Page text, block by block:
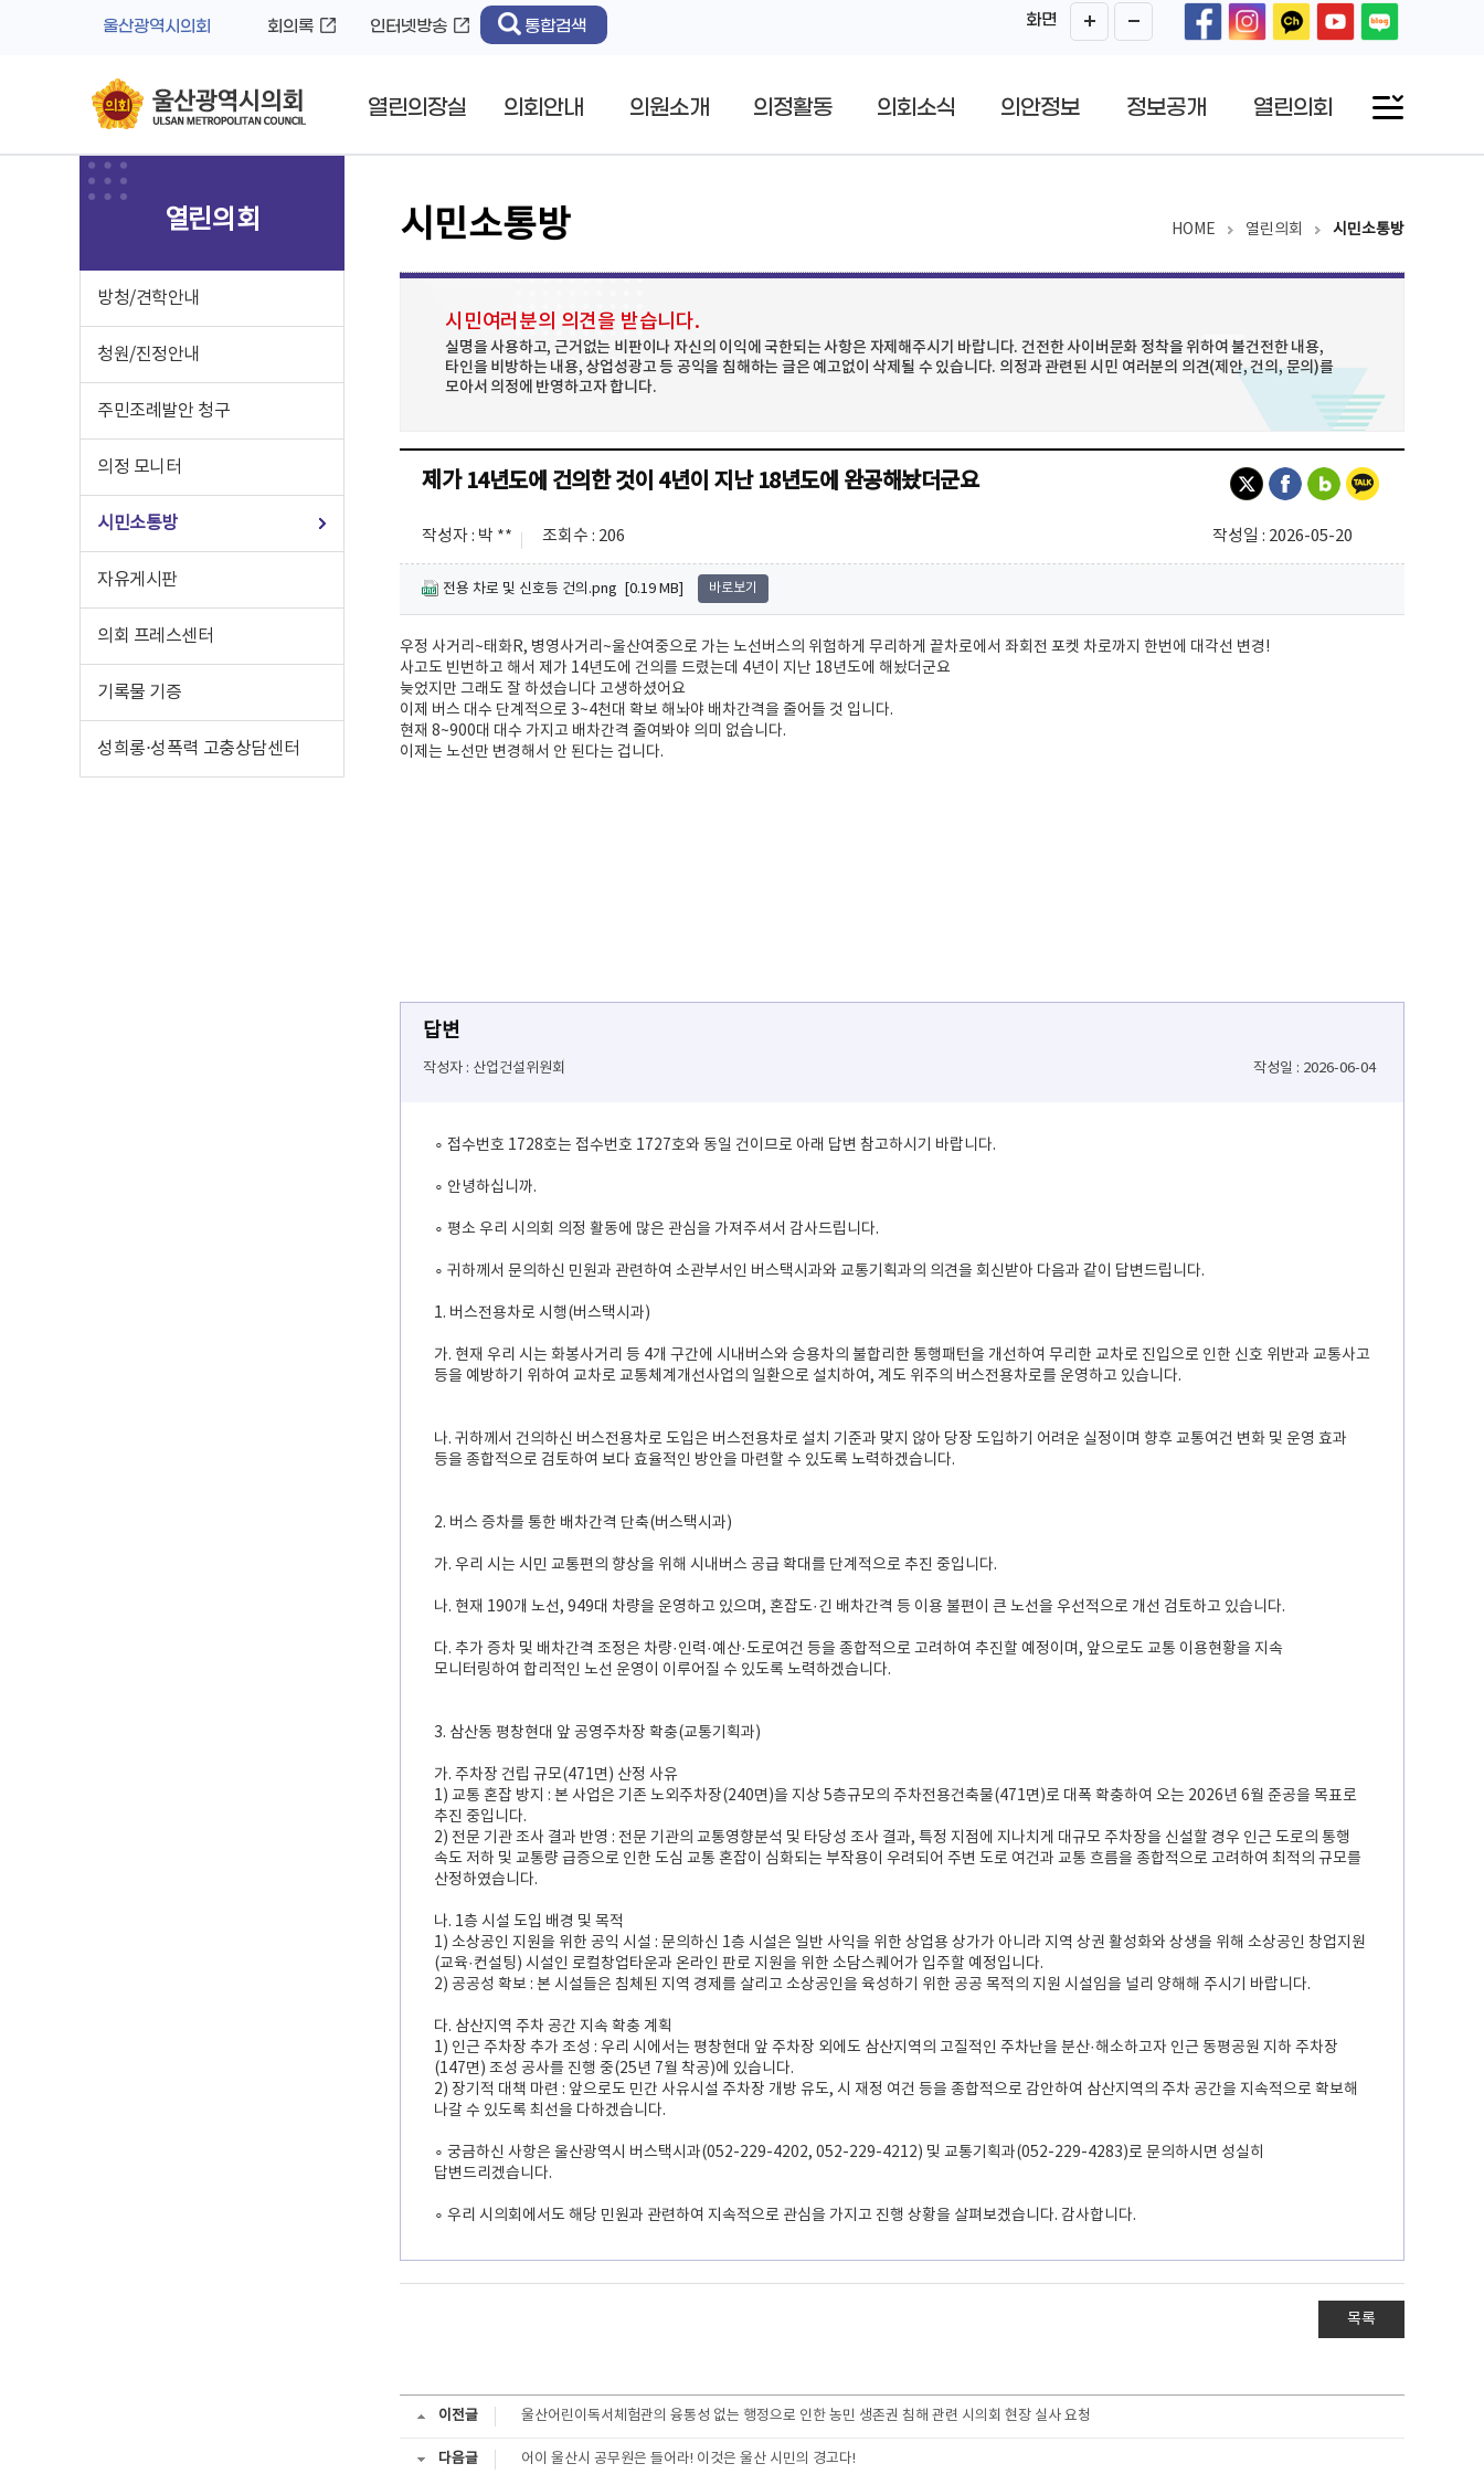
울산광역시의회 회의록 인터넷방송 통합검색 화면
열린의장실 의회안내 의원소개 의정활동 의회소식 의안정보 정보공개 열린의회
열린의회
방청/견학안내
청원/진정안내
주민조례발안 청구
의정 모니터
시민소통방
자유게시판
의회 프레스센터
기록물 기증
성희롱⋅성폭력 고충상담센터
HOME 열린의회 시민소통방
시민소통방
시민여러분의 의견을 받습니다.
실명을 사용하고, 근거없는 비판이나 자신의 이익에 국한되는 사항은 자제해주시기 바랍니다. 건전한 사이버문화 정착을 위하여 불건전한 내용,
타인을 비방하는 내용, 상업성광고 등 공익을 침해하는 글은 예고없이 삭제될 수 있습니다. 의정과 관련된 시민 여러분의 의견(제안, 건의, 문의)를
모아서 의정에 반영하고자 합니다.
제가 14년도에 건의한 것이 4년이 지난 18년도에 완공해놨더군요
작성자 : 박 ** 조회수 : 206 작성일 : 2026-05-20
전용 차로 및 신호등 건의.png [0.19 MB] 바로보기
우정 사거리~태화R, 병영사거리~울산여중으로 가는 노선버스의 위험하게 무리하게 끝차로에서 좌회전 포켓 차로까지 한번에 대각선 변경!
사고도 빈번하고 해서 제가 14년도에 건의를 드렸는데 4년이 지난 18년도에 해놨더군요
늦었지만 그래도 잘 하셨습니다 고생하셨어요
이제 버스 대수 단계적으로 3~4천대 확보 해놔야 배차간격을 줄어들 것 입니다.
현재 8~900대 대수 가지고 배차간격 줄여봐야 의미 없습니다.
이제는 노선만 변경해서 안 된다는 겁니다.
답변
작성자 : 산업건설위원회 작성일 : 2026-06-04
∘ 접수번호 1728호는 접수번호 1727호와 동일 건이므로 아래 답변 참고하시기 바랍니다.
∘ 안녕하십니까.
∘ 평소 우리 시의회 의정 활동에 많은 관심을 가져주셔서 감사드립니다.
∘ 귀하께서 문의하신 민원과 관련하여 소관부서인 버스택시과와 교통기획과의 의견을 회신받아 다음과 같이 답변드립니다.
1. 버스전용차로 시행(버스택시과)
가. 현재 우리 시는 화봉사거리 등 4개 구간에 시내버스와 승용차의 불합리한 통행패턴을 개선하여 무리한 교차로 진입으로 인한 신호 위반과 교통사고
등을 예방하기 위하여 교차로 교통체계개선사업의 일환으로 설치하여, 계도 위주의 버스전용차로를 운영하고 있습니다.
나. 귀하께서 건의하신 버스전용차로 도입은 버스전용차로 설치 기준과 맞지 않아 당장 도입하기 어려운 실정이며 향후 교통여건 변화 및 운영 효과
등을 종합적으로 검토하여 보다 효율적인 방안을 마련할 수 있도록 노력하겠습니다.
2. 버스 증차를 통한 배차간격 단축(버스택시과)
가. 우리 시는 시민 교통편의 향상을 위해 시내버스 공급 확대를 단계적으로 추진 중입니다.
나. 현재 190개 노선, 949대 차량을 운영하고 있으며, 혼잡도·긴 배차간격 등 이용 불편이 큰 노선을 우선적으로 개선 검토하고 있습니다.
다. 추가 증차 및 배차간격 조정은 차량·인력·예산·도로여건 등을 종합적으로 고려하여 추진할 예정이며, 앞으로도 교통 이용현황을 지속
모니터링하여 합리적인 노선 운영이 이루어질 수 있도록 노력하겠습니다.
3. 삼산동 평창현대 앞 공영주차장 확충(교통기획과)
가. 주차장 건립 규모(471면) 산정 사유
1) 교통 혼잡 방지 : 본 사업은 기존 노외주차장(240면)을 지상 5층규모의 주차전용건축물(471면)로 대폭 확충하여 오는 2026년 6월 준공을 목표로
추진 중입니다.
2) 전문 기관 조사 결과 반영 : 전문 기관의 교통영향분석 및 타당성 조사 결과, 특정 지점에 지나치게 대규모 주차장을 신설할 경우 인근 도로의 통행
속도 저하 및 교통량 급증으로 인한 도심 교통 혼잡이 심화되는 부작용이 우려되어 주변 도로 여건과 교통 흐름을 종합적으로 고려하여 최적의 규모를
산정하였습니다.
나. 1층 시설 도입 배경 및 목적
1) 소상공인 지원을 위한 공익 시설 : 문의하신 1층 시설은 일반 사익을 위한 상업용 상가가 아니라 지역 상권 활성화와 상생을 위해 소상공인 창업지원
(교육·컨설팅) 시설인 로컬창업타운과 온라인 판로 지원을 위한 소담스퀘어가 입주할 예정입니다.
2) 공공성 확보 : 본 시설들은 침체된 지역 경제를 살리고 소상공인을 육성하기 위한 공공 목적의 지원 시설임을 널리 양해해 주시기 바랍니다.
다. 삼산지역 주차 공간 지속 확충 계획
1) 인근 주차장 추가 조성 : 우리 시에서는 평창현대 앞 주차장 외에도 삼산지역의 고질적인 주차난을 분산·해소하고자 인근 동평공원 지하 주차장
(147면) 조성 공사를 진행 중(25년 7월 착공)에 있습니다.
2) 장기적 대책 마련 : 앞으로도 민간 사유시설 주차장 개방 유도, 시 재정 여건 등을 종합적으로 감안하여 삼산지역의 주차 공간을 지속적으로 확보해
나갈 수 있도록 최선을 다하겠습니다.
∘ 궁금하신 사항은 울산광역시 버스택시과(052-229-4202, 052-229-4212) 및 교통기획과(052-229-4283)로 문의하시면 성실히
답변드리겠습니다.
∘ 우리 시의회에서도 해당 민원과 관련하여 지속적으로 관심을 가지고 진행 상황을 살펴보겠습니다. 감사합니다.
목록
이전글 울산어린이독서체험관의 융통성 없는 행정으로 인한 농민 생존권 침해 관련 시의회 현장 실사 요청
다음글 어이 울산시 공무원은 들어라! 이것은 울산 시민의 경고다!